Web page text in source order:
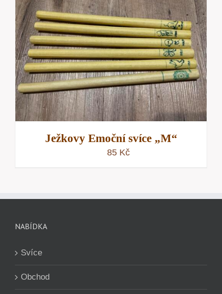
Ježkovy Emoční svíce „M“
85 Kč
NABÍDKA
Svíce
Obchod